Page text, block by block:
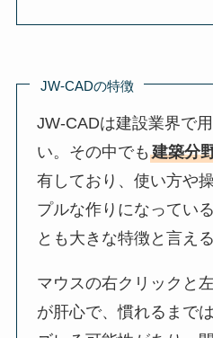
JW-CADの特徴
JW-CADは建設業界で
い。その中でも建築分
有しており、使い方や
プルな作りになってい
とも大きな特徴と言える
マウスの右クリックと
が肝心で、慣れるまで